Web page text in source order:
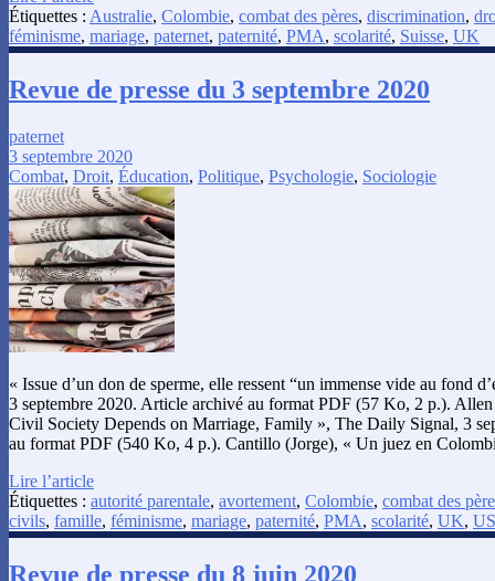
Étiquettes : Australie, Colombie, combat des pères, discrimination,
féminisme, mariage, paternet, paternité, PMA, scolarité, Suisse, UK
Revue de presse du 3 septembre 2020
paternet
3 septembre 2020
Combat, Droit, Éducation, Politique, Psychologie, Sociologie
« Issue d’un don de sperme, elle ressent “un immense vide au fond
3 septembre 2020. Article archivé au format PDF (57 Ko, 2 p.).
Civil Society Depends on Marriage, Family », The Daily Signal, 3
au format PDF (540 Ko, 4 p.). Cantillo (Jorge), « Un juez en
Lire l’article
Étiquettes : autorité parentale, avortement, Colombie, combat des
civils, famille, féminisme, mariage, paternité, PMA, scolarité, UK,
Revue de presse du 8 juin 2020